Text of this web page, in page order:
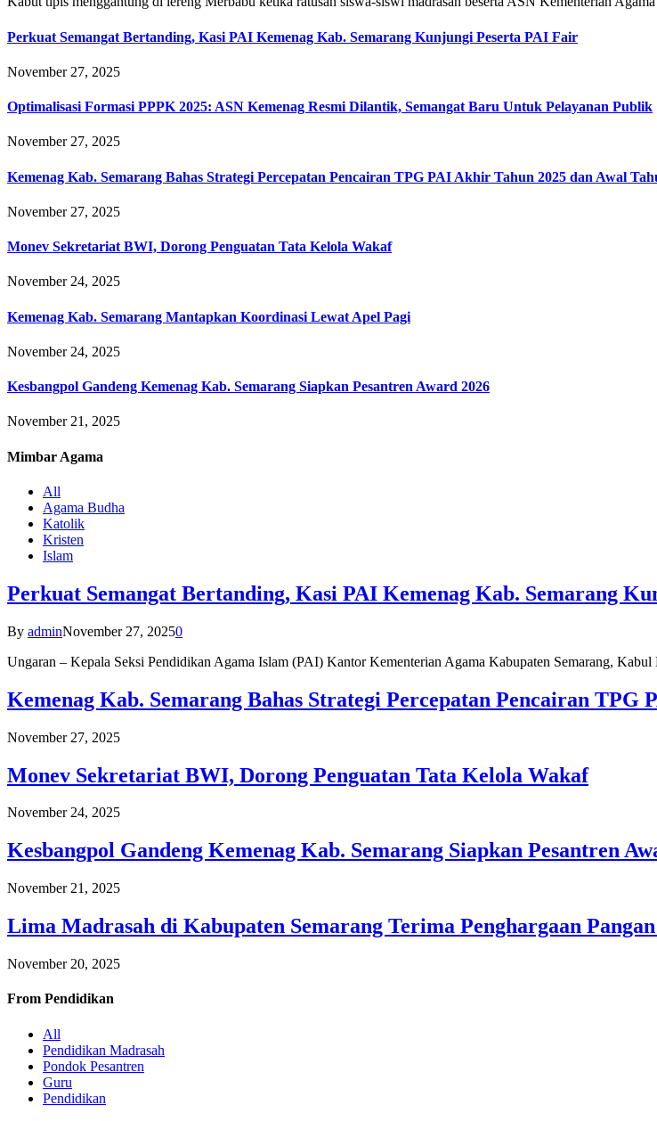
Perkuat Semangat Bertanding, Kasi PAI Kemenag Kab. Semarang Kunjungi Peserta PAI Fair
November 27, 2025
Optimalisasi Formasi PPPK 2025: ASN Kemenag Resmi Dilantik, Semangat Baru Untuk Pelayanan Publik
November 27, 2025
Kemenag Kab. Semarang Bahas Strategi Percepatan Pencairan TPG PAI Akhir Tahun 2025 dan Awal
November 27, 2025
Monev Sekretariat BWI, Dorong Penguatan Tata Kelola Wakaf
November 24, 2025
Kemenag Kab. Semarang Mantapkan Koordinasi Lewat Apel Pagi
November 24, 2025
Kesbangpol Gandeng Kemenag Kab. Semarang Siapkan Pesantren Award 2026
November 21, 2025
Mimbar Agama
All
Agama Budha
Katolik
Kristen
Islam
Perkuat Semangat Bertanding, Kasi PAI Kemenag Kab. Semarang
By adminNovember 27, 20250
Ungaran – Kepala Seksi Pendidikan Agama Islam (PAI) Kantor Kementerian Agama Kabupaten Semarang,
Kemenag Kab. Semarang Bahas Strategi Percepatan Pencairan TPG
November 27, 2025
Monev Sekretariat BWI, Dorong Penguatan Tata Kelola Wakaf
November 24, 2025
Kesbangpol Gandeng Kemenag Kab. Semarang Siapkan Pesantren
November 21, 2025
Lima Madrasah di Kabupaten Semarang Terima Penghargaan
November 20, 2025
From Pendidikan
All
Pendidikan Madrasah
Pondok Pesantren
Guru
Pendidikan